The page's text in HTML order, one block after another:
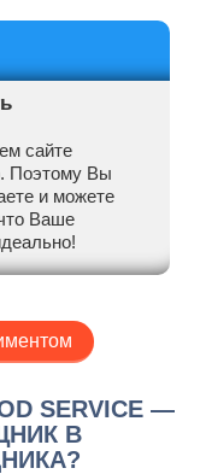
сайте
Поэтому Вы
и можете
Ваше
SERVICE —
В